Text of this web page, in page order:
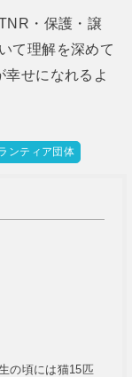
・保護・譲
て理解を深めて
せになれるよ
ンティア団体
の頃には猫15匹